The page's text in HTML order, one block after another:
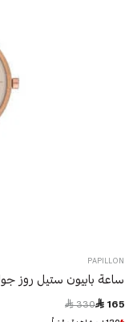
PAPILLON
ساعة بابيون ستيل روز جولد
 165
Price reduced from
 330